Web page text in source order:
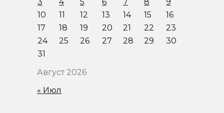
Август 2026
3
4 5 6 7 8
9
10
11 12 13 14 15
16
17
18 19 20 21 22
23
24
25 26 27 28 29
30
31
« Июл